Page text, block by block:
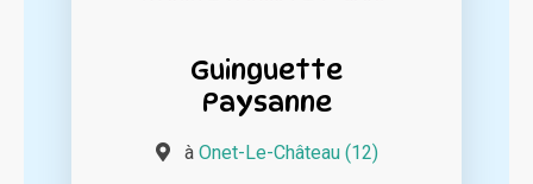
Guinguette
Paysanne
à Onet-Le-Château (12)